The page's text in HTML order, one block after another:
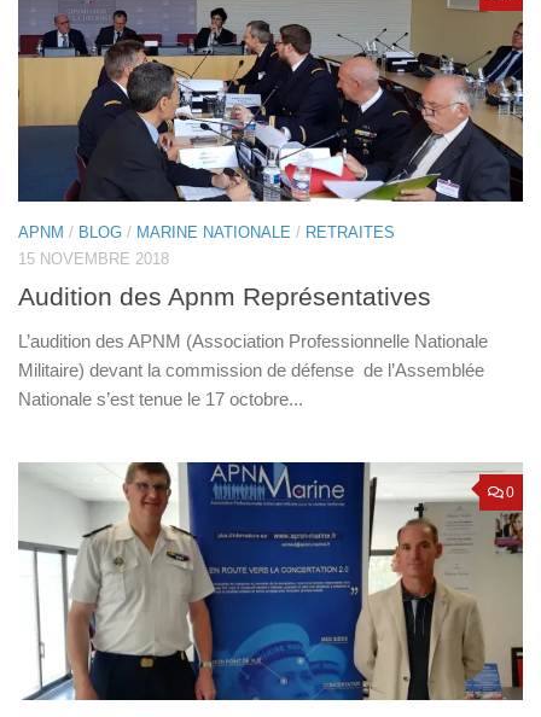
APNM / BLOG / MARINE NATIONALE / RETRAITES
15 NOVEMBRE 2018
Audition des Apnm Représentatives
L’audition des APNM (Association Professionnelle Nationale
Militaire) devant la commission de défense de l’Assemblée
Nationale s’est tenue le 17 octobre...
0